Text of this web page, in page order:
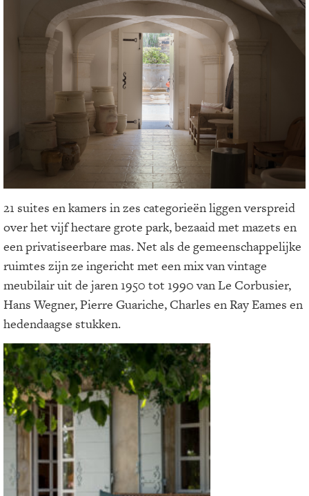
21 suites en kamers in zes categorieën liggen verspreid
over het vijf hectare grote park, bezaaid met mazets en
een privatiseerbare mas. Net als de gemeenschappelijke
ruimtes zijn ze ingericht met een mix van vintage
meubilair uit de jaren 1950 tot 1990 van Le Corbusier,
Hans Wegner, Pierre Guariche, Charles en Ray Eames en
hedendaagse stukken.